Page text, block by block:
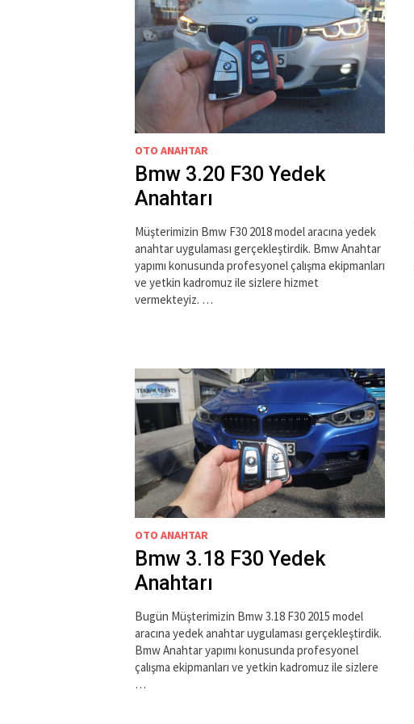
OTO ANAHTAR
Bmw 3.20 F30 Yedek
Anahtarı
Müşterimizin Bmw F30 2018 model aracına yedek
anahtar uygulaması gerçekleştirdik. Bmw Anahtar
yapımı konusunda profesyonel çalışma ekipmanları
ve yetkin kadromuz ile sizlere hizmet
vermekteyiz. …
OTO ANAHTAR
Bmw 3.18 F30 Yedek
Anahtarı
Bugün Müşterimizin Bmw 3.18 F30 2015 model
aracına yedek anahtar uygulaması gerçekleştirdik.
Bmw Anahtar yapımı konusunda profesyonel
çalışma ekipmanları ve yetkin kadromuz ile sizlere
…